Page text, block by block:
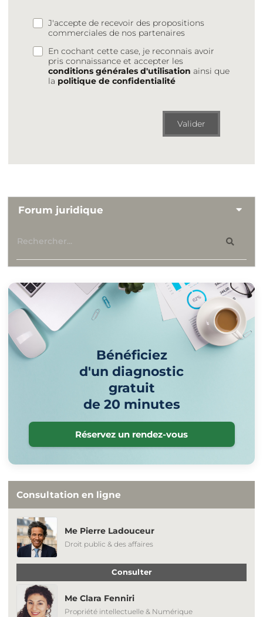
J'accepte de recevoir des propositions
commerciales de nos partenaires
En cochant cette case, je reconnais avoir
pris connaissance et accepter les
conditions générales d'utilisation ainsi que
la politique de confidentialité
Valider
Forum juridique
Bénéficiez
d'un diagnostic
gratuit
de 20 minutes
Réservez un rendez-vous
Consultation en ligne
Me Pierre Ladouceur
Droit public & des affaires
Consulter
Me Clara Fenniri
Propriété intellectuelle & Numérique